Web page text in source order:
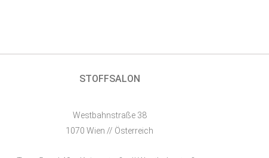
STOFFSALON
Westbahnstraße 38
1070 Wien // Österreich